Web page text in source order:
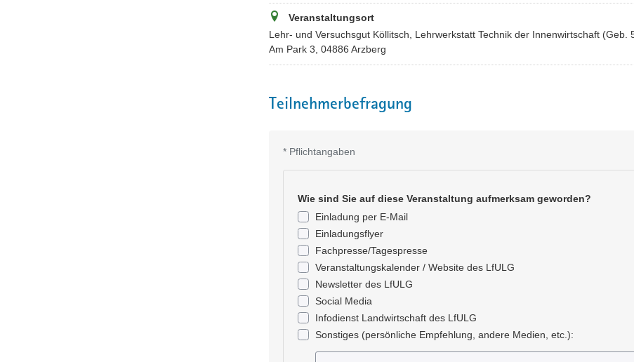
Veranstaltungsort
Lehr- und Versuchsgut Köllitsch, Lehrwerkstatt Technik der Innenwirtschaft (Geb.
Am Park 3, 04886 Arzberg
Teilnehmerbefragung
*Pflichtangaben
Wie sind Sie auf diese Veranstaltung aufmerksam geworden?
Einladung per E-Mail
Einladungsflyer
Fachpresse/Tagespresse
Veranstaltungskalender / Website des LfULG
Newsletter des LfULG
Social Media
Infodienst Landwirtschaft des LfULG
Sonstiges (persönliche Empfehlung, andere Medien, etc.):